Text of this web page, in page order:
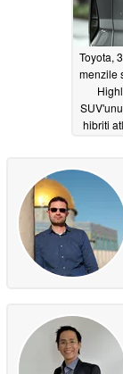
Toyota,
menzile
hibriti